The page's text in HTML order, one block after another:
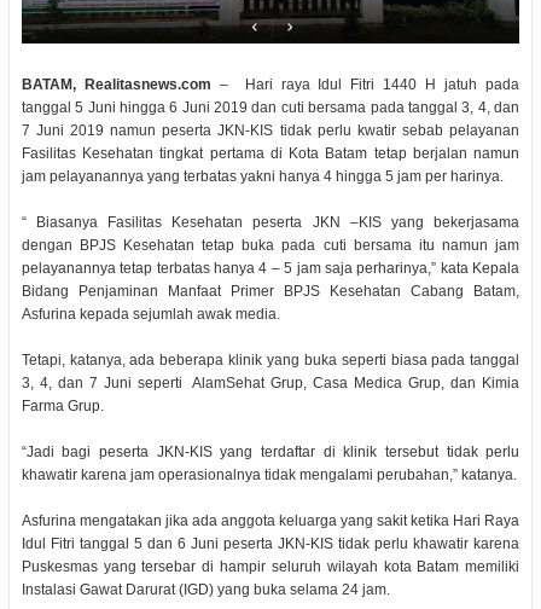
BATAM, Realitasnews.com – Hari raya Idul Fitri 1440 H jatuh pada
tanggal 5 Juni hingga 6 Juni 2019 dan cuti bersama pada tanggal 3, 4, dan
7 Juni 2019 namun peserta JKN-KIS tidak perlu kwatir sebab pelayanan
Fasilitas Kesehatan tingkat pertama di Kota Batam tetap berjalan namun
jam pelayanannya yang terbatas yakni hanya 4 hingga 5 jam per harinya.
“ Biasanya Fasilitas Kesehatan peserta JKN –KIS yang bekerjasama
dengan BPJS Kesehatan tetap buka pada cuti bersama itu namun jam
pelayanannya tetap terbatas hanya 4 – 5 jam saja perharinya,” kata Kepala
Bidang Penjaminan Manfaat Primer BPJS Kesehatan Cabang Batam,
Asfurina kepada sejumlah awak media.
Tetapi, katanya, ada beberapa klinik yang buka seperti biasa pada tanggal
3, 4, dan 7 Juni seperti AlamSehat Grup, Casa Medica Grup, dan Kimia
Farma Grup.
“Jadi bagi peserta JKN-KIS yang terdaftar di klinik tersebut tidak perlu
khawatir karena jam operasionalnya tidak mengalami perubahan,” katanya.
Asfurina mengatakan jika ada anggota keluarga yang sakit ketika Hari Raya
Idul Fitri tanggal 5 dan 6 Juni peserta JKN-KIS tidak perlu khawatir karena
Puskesmas yang tersebar di hampir seluruh wilayah kota Batam memiliki
Instalasi Gawat Darurat (IGD) yang buka selama 24 jam.